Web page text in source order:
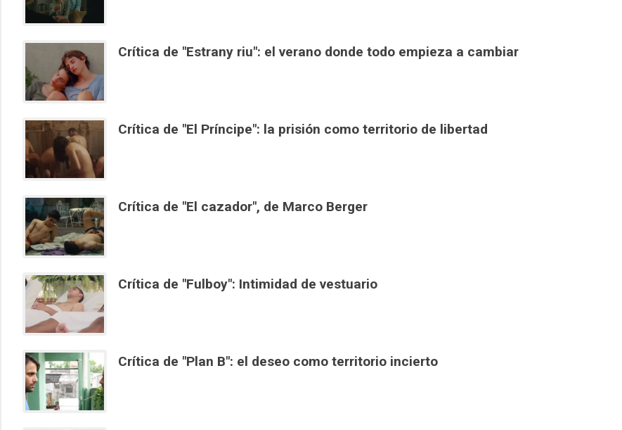
Crítica de "Estrany riu": el verano donde todo empieza a cambiar
Crítica de "El Príncipe": la prisión como territorio de libertad
Crítica de "El cazador", de Marco Berger
Crítica de "Fulboy": Intimidad de vestuario
Crítica de "Plan B": el deseo como territorio incierto